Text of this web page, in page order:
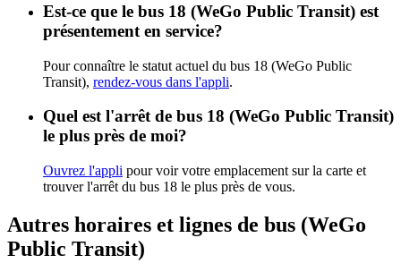
Est-ce que le bus 18 (WeGo Public Transit) est
présentement en service?
Pour connaître le statut actuel du bus 18 (WeGo Public
Transit), rendez-vous dans l'appli.
Quel est l'arrêt de bus 18 (WeGo Public Transit)
le plus près de moi?
Ouvrez l'appli pour voir votre emplacement sur la carte et
trouver l'arrêt du bus 18 le plus près de vous.
Autres horaires et lignes de bus (WeGo
Public Transit)